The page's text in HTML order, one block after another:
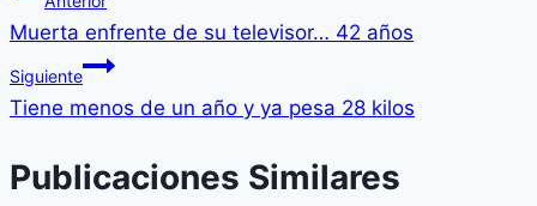
Muerta enfrente de su televisor… 42 años
Siguiente
Tiene menos de un año y ya pesa 28 kilos
Publicaciones Similares